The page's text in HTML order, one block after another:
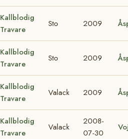
Kallblodig
Travare
Sto 2009
Kallblodig
Travare
Sto 2009
Kallblodig
Travare
Valack 2009
Kallblodig
Travare
Valack
2008-
07-30